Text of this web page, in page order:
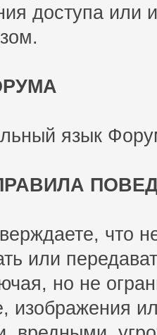
доступа
язык
что
или
но не
изображения